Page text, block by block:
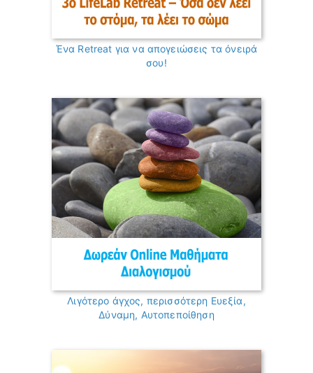
Ένα Retreat για να απογειώσεις τα όνειρά
σου!
Λιγότερο άγχος, περισσότερη Ευεξία,
Δύναμη, Αυτοπεποίθηση